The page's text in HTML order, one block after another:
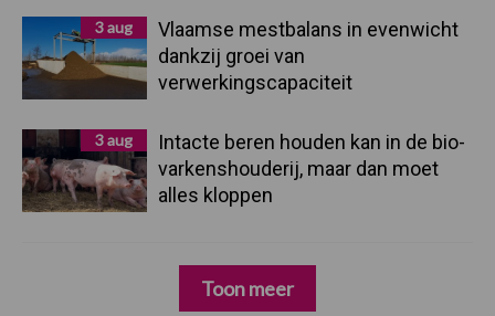
3 aug
Vlaamse mestbalans in evenwicht
dankzij groei van
verwerkingscapaciteit
3 aug
Intacte beren houden kan in de bio-
varkenshouderij, maar dan moet
alles kloppen
Toon meer